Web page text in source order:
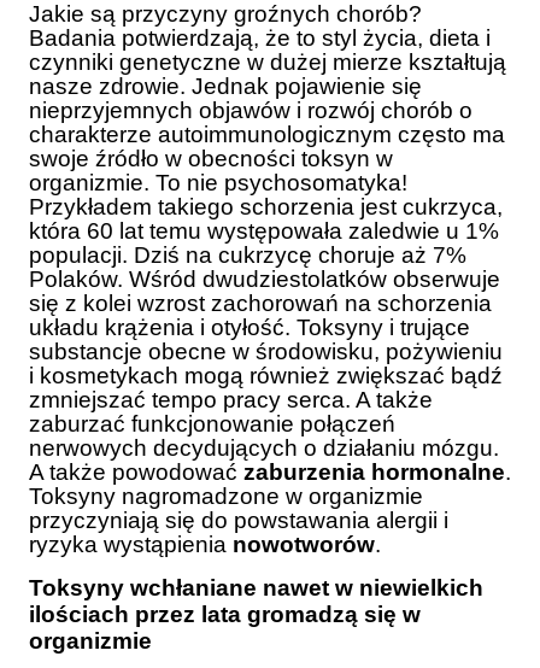
Jakie są przyczyny groźnych chorób?
Badania potwierdzają, że to styl życia, dieta i
czynniki genetyczne w dużej mierze kształtują
nasze zdrowie. Jednak pojawienie się
nieprzyjemnych objawów i rozwój chorób o
charakterze autoimmunologicznym często ma
swoje źródło w obecności toksyn w
organizmie. To nie psychosomatyka!
Przykładem takiego schorzenia jest cukrzyca,
która 60 lat temu występowała zaledwie u 1%
populacji. Dziś na cukrzycę choruje aż 7%
Polaków. Wśród dwudziestolatków obserwuje
się z kolei wzrost zachorowań na schorzenia
układu krążenia i otyłość. Toksyny i trujące
substancje obecne w środowisku, pożywieniu
i kosmetykach mogą również zwiększać bądź
zmniejszać tempo pracy serca. A także
zaburzać funkcjonowanie połączeń
nerwowych decydujących o działaniu mózgu.
A także powodować zaburzenia hormonalne.
Toksyny nagromadzone w organizmie
przyczyniają się do powstawania alergii i
ryzyka wystąpienia nowotworów.
Toksyny wchłaniane nawet w niewielkich
ilościach przez lata gromadzą się w
organizmie